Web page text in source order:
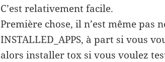
C’est relativement facile.
Première chose, il n’est même pas
INSTALLED_APPS, à part si vous
alors installer tox si vous voulez